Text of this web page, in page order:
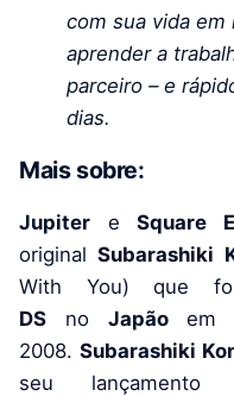
com sua vida em
aprender a
parceiro – e
dias.
Mais sobre:
Jupiter eSquare
originalSubarashiki
With You)
que
DS no Japãoem
2008. Subarashiki
seu lançamento